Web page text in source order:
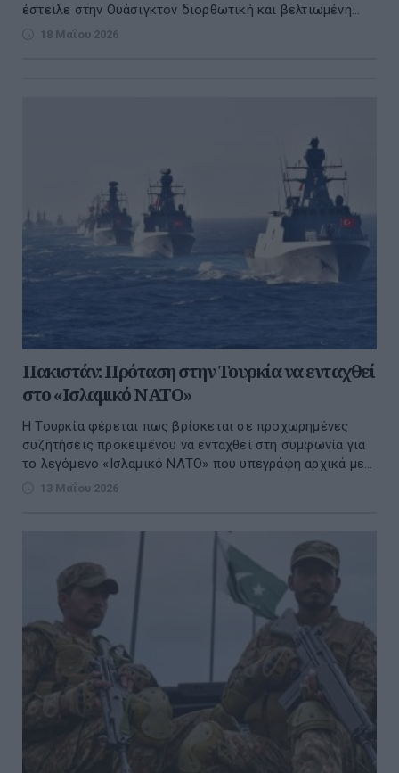
έστειλε στην Ουάσιγκτον διορθωτική και βελτιωμένη...
18 Μαΐου 2026
Πακιστάν: Πρόταση στην Τουρκία να ενταχθεί
στο «Ισλαμικό ΝΑΤΟ»
Η Τουρκία φέρεται πως βρίσκεται σε προχωρημένες
συζητήσεις προκειμένου να ενταχθεί στη συμφωνία για
το λεγόμενο «Ισλαμικό ΝΑΤΟ» που υπεγράφη αρχικά με...
13 Μαΐου 2026